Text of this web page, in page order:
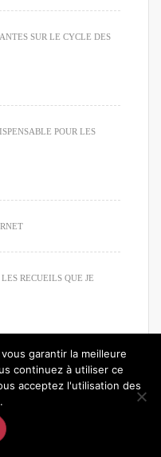
SUR LE CYCLE DES
POUR LES
RECUEILS QUE JE
à jouer du piano
garantir la meilleure
continuez à utiliser ce
acceptez l'utilisation des